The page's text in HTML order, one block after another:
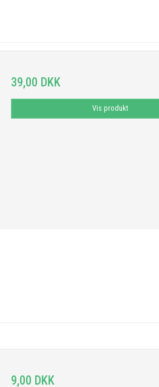
39,00 DKK
Vis produkt
9,00 DKK